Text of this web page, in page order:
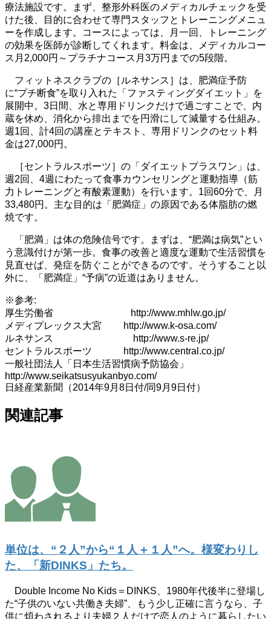
療法施設です。まず、整形外科医のメディカルチェックを受
けた後、目的に合わせて専門スタッフとトレーニングメニュ
ーを作成します。コースによっては、月一回、トレーニング
の効果を医師が診断してくれます。料金は、メディカルコー
ス月2,000円～プラチナコース月3万円までの5段階。
フィットネスクラブの［ルネサンス］は、肥満症予防
に“プチ断食”を取り入れた「ファスティングダイエット」を
展開中。3日間、水と専用ドリンクだけで過ごすことで、内
蔵を休め、消化から排出までを円滑にして減量する仕組み。
週1回、計4回の講座とテキスト、専用ドリンクのセット料
金は27,000円。
［セントラルスポーツ］の「ダイエットプラスワン」は、
週2回、4週にわたって食事カウンセリングと運動指導（筋
力トレーニングと有酸素運動）を行います。1回60分で、月
33,480円。主な目的は「肥満症」の原因である体脂肪の燃
焼です。
「肥満」は体の危険信号です。まずは、“肥満は病気”とい
う意識付けが第一歩。食事の改善と適度な運動で生活習慣を
見直せば、発症を防ぐことができるのです。そうすること以
外に、「肥満症」“予病”の近道はありません。
※参考:
厚生労働省 http://www.mhlw.go.jp/
メディプレックス大宮 http://www.k-osa.com/
ルネサンス http://www.s-re.jp/
セントラルスポーツ http://www.central.co.jp/
一般社団法人「日本生活習慣病予防協会」
http://www.seikatsusyukanbyo.com/
日経産業新聞（2014年9月8日付/同9月9日付）
関連記事
単位は、“２人”から“１人＋１人”へ。様変わりし
た、「新DINKS」たち。
Double Income No Kids＝DINKS、1980年代後半に登場し
た“子供のいない共働き夫婦”、もう少し正確に言うなら、子
供に煩わされるより夫婦２人だけで恋人のように暮らしたい